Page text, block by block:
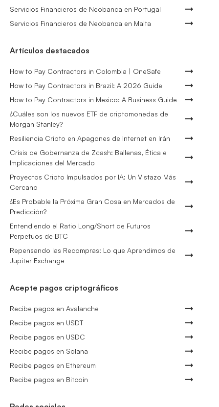
Servicios Financieros de Neobanca en Portugal
Servicios Financieros de Neobanca en Malta
Artículos destacados
How to Pay Contractors in Colombia | OneSafe
How to Pay Contractors in Brazil: A 2026 Guide
How to Pay Contractors in Mexico: A Business Guide
¿Cuáles son los nuevos ETF de criptomonedas de
Morgan Stanley?
Resiliencia Cripto en Apagones de Internet en Irán
Crisis de Gobernanza de Zcash: Ballenas, Ética e
Implicaciones del Mercado
Proyectos Cripto Impulsados por IA: Un Vistazo Más
Cercano
¿Es Probable la Próxima Gran Cosa en Mercados de
Predicción?
Entendiendo el Ratio Long/Short de Futuros
Perpetuos de BTC
Repensando las Recompras: Lo que Aprendimos de
Jupiter Exchange
Acepte pagos criptográficos
Recibe pagos en Avalanche
Recibe pagos en USDT
Recibe pagos en USDC
Recibe pagos en Solana
Recibe pagos en Ethereum
Recibe pagos en Bitcoin